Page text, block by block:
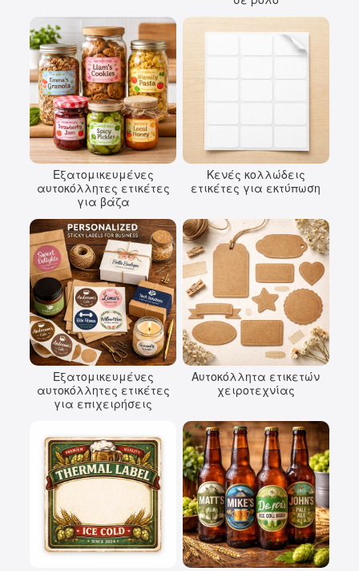
Εξατομικευμένες
αυτοκόλλητες ετικέτες
για βάζα
Κενές κολλώδεις
ετικέτες για εκτύπωση
Εξατομικευμένες
αυτοκόλλητες ετικέτες
για επιχειρήσεις
Αυτοκόλλητα ετικετών
χειροτεχνίας